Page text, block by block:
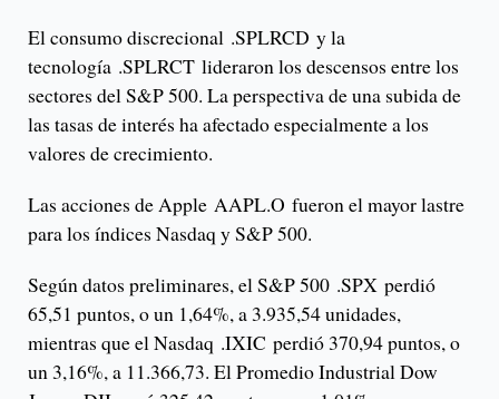
El consumo discrecional .SPLRCD y la
tecnología .SPLRCT lideraron los descensos entre los
sectores del S&P 500. La perspectiva de una subida de
las tasas de interés ha afectado especialmente a los
valores de crecimiento.
Las acciones de Apple AAPL.O fueron el mayor lastre
para los índices Nasdaq y S&P 500.
Según datos preliminares, el S&P 500 .SPX perdió
65,51 puntos, o un 1,64%, a 3.935,54 unidades,
mientras que el Nasdaq .IXIC perdió 370,94 puntos, o
un 3,16%, a 11.366,73. El Promedio Industrial Dow